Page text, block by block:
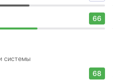
66
системы
68